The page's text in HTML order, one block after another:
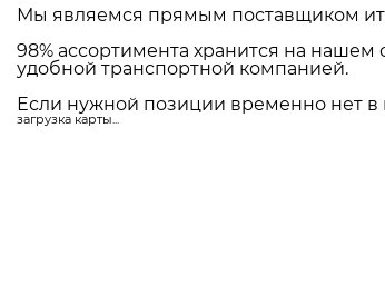
Мы являемся прямым поставщиком
98% ассортимента хранится на нашем
удобной транспортной компанией.
Если нужной позиции временно нет в
загрузка карты...